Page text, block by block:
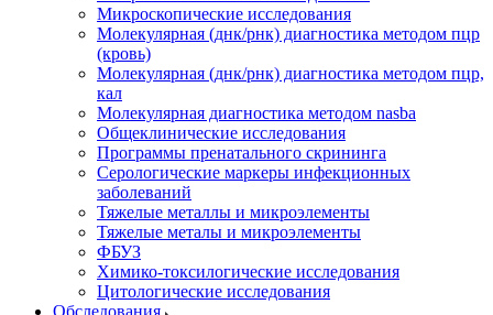
Микроскопические исследования
Молекулярная (днк/рнк) диагностика методом пцр
(кровь)
Молекулярная (днк/рнк) диагностика методом пцр,
кал
Молекулярная диагностика методом nasba
Общеклинические исследования
Программы пренатального скрининга
Серологические маркеры инфекционных
заболеваний
Тяжелые металлы и микроэлементы
Тяжелые металы и микроэлементы
ФБУЗ
Химико-токсилогические исследования
Цитологические исследования
Обследования